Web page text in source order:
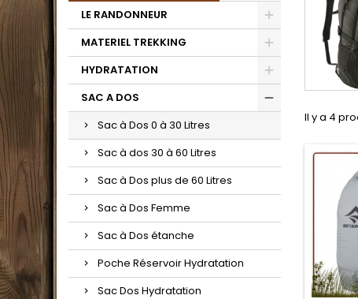
LE RANDONNEUR
MATERIEL TREKKING
HYDRATATION
SAC A DOS
Sac à Dos 0 à 30 Litres
Sac à dos 30 à 60 Litres
Sac à Dos plus de 60 Litres
Sac à Dos Femme
Sac à Dos étanche
Poche Réservoir Hydratation
Sac Dos Hydratation
Il y a 4